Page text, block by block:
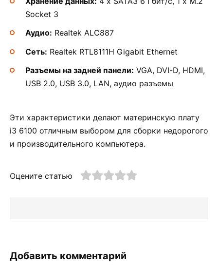
Socket 3
Аудио: Realtek ALC887
Сеть: Realtek RTL8111H Gigabit Ethernet
Разъемы на задней панели: VGA, DVI-D, HDMI,
USB 2.0, USB 3.0, LAN, аудио разъемы
Эти характеристики делают материнскую плату
i3 6100 отличным выбором для сборки недорогого
и производительного компьютера.
Оцените статью
Добавить комментарий